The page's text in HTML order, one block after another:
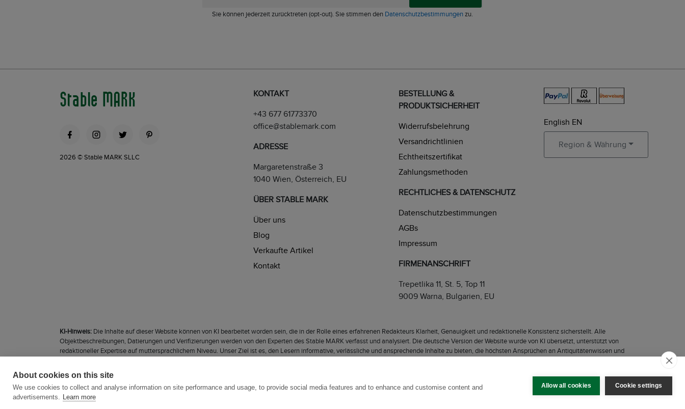
Sie können jederzeit zurücktreten (opt-out). Sie stimmen den Datenschutzbestimmungenzu.
Stable MARK
2026 © Stable MARK SLLC
KONTAKT
+43 677 61773370
office@stablemark.com
ADRESSE
Margaretenstraße 3
1040 Wien, Österreich, EU
ÜBER STABLE MARK
Über uns
Blog
Verkaufte Artikel
Kontakt
BESTELLUNG &
PRODUKTSICHERHEIT
Widerrufsbelehrung
Versandrichtlinien
Echtheitszertifikat
Zahlungsmethoden
RECHTLICHES & DATENSCHUTZ
Datenschutzbestimmungen
AGBs
Impressum
FIRMENANSCHRIFT
Trepetlika 11, St. 5, Top 11
9009 Warna, Bulgarien, EU
English EN
Region & Währung
KI-Hinweis: Die Inhalte auf dieser Website können von KI bearbeitet worden sein, die in der Rolle eines erfahrenen Redakteurs Klarheit, Genauigkeit und redaktionelle Konsistenz sicherstellt. Alle
Objektbeschreibungen, Datierungen und Verifizierungen werden von den Experten des Stable MARK verfasst und analysiert. Die deutsche Version der Website wurde von KI übersetzt, unterstützt von
redaktioneller Expertise auf muttersprachlichem Niveau. Unser Ziel ist es, den Lesern informative, verlässliche und ansprechende Inhalte zu bieten, die höchsten Ansprüchen an Antiquitätenwissen und
About cookies on this site
We use cookies to collect and analyse information on site performance and usage, to provide social media features and to enhance and customise content and
advertisements. Learn more
Allow all cookies Cookie settings